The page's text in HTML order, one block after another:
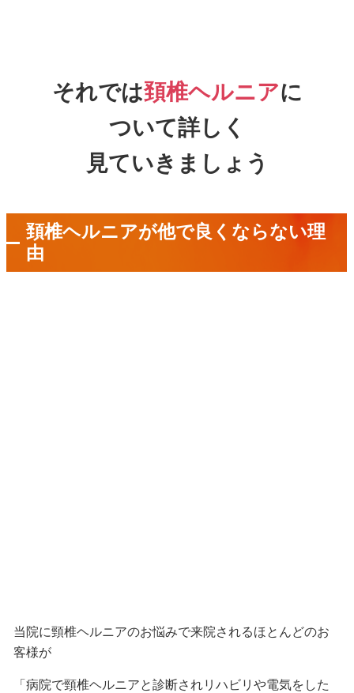
それでは頚椎ヘルニアに
ついて詳しく
見ていきましょう
頚椎ヘルニアが他で良くならない理
由
当院に頸椎ヘルニアのお悩みで来院されるほとんどのお
客様が
「病院で頸椎ヘルニアと診断されリハビリや電気をした